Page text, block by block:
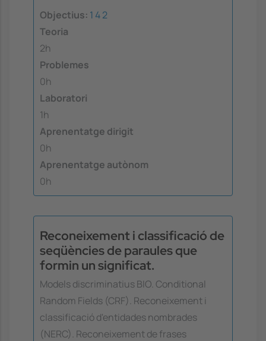
Objectius: 1 42
Teoria
2h
Problemes
0h
Laboratori
1h
Aprenentatge dirigit
0h
Aprenentatge autònom
0h
Reconeixement i classificació de
seqüències de paraules que
formin un significat.
Models discriminatius BIO. Conditional
Random Fields (CRF). Reconeixement i
classificació d'entidades nombrades
(NERC). Reconeixement de frases